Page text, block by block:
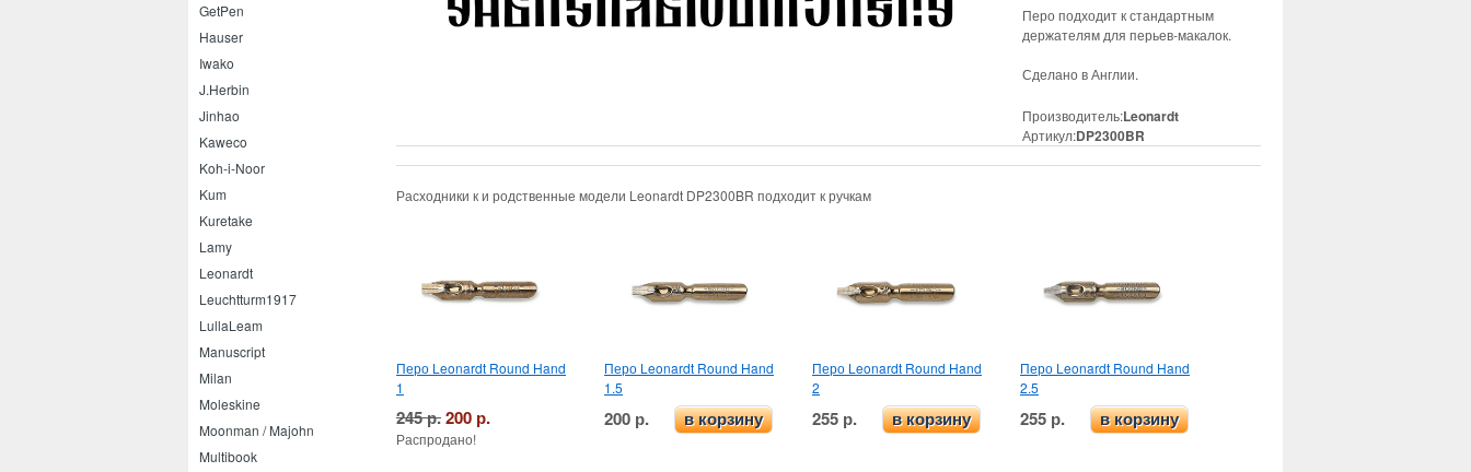
GetPen
Hauser
Iwako
J.Herbin
Jinhao
Kaweco
Koh-i-Noor
Kum
Kuretake
Lamy
Leonardt
Leuchtturm1917
LullaLeam
Manuscript
Milan
Moleskine
Moonman / Majohn
Multibook
Перо подходит к стандартным
держателям для перьев-макалок.
Сделано в Англии.
Производитель:Leonardt
Артикул:DP2300BR
Расходники к и родственные модели
Перо Leonardt Round Hand
1
245 р.200 р.
Распродано!
Перо Leonardt Round Hand
1.5
200 р. в корзину
Перо Leonardt Round Hand
2
255 р. в корзину
Перо Leonardt Round Hand
2.5
255 р. в корзину
Leonardt DP2300BR подходит к ручкам